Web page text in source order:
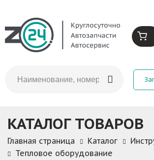
КАТАЛОГ ТОВАРОВ
Главная страница Каталог
Тепловое оборудование